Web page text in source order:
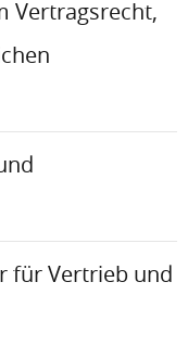
Vertragsrecht,
für Vertrieb und